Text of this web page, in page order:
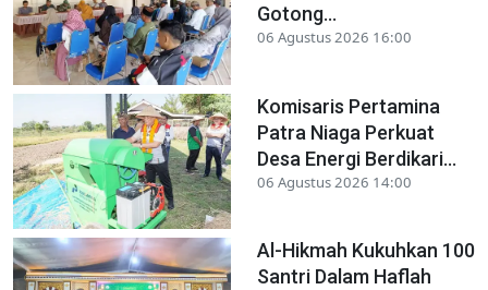
Gotong...
06 Agustus 2026 16:00
Komisaris Pertamina
Patra Niaga Perkuat
Desa Energi Berdikari...
06 Agustus 2026 14:00
Al-Hikmah Kukuhkan 100
Santri Dalam Haflah